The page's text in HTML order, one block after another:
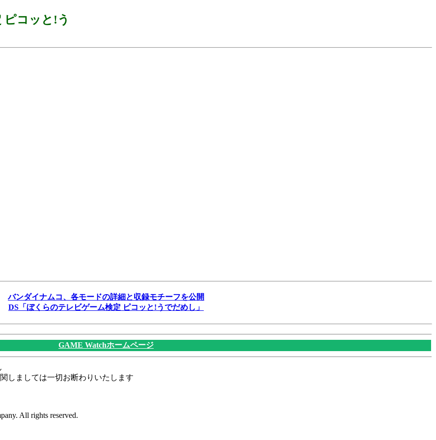
ピコッと!う
バンダイナムコ、各モードの詳細と収録モチーフを公開
DS「ぼくらのテレビゲーム検定 ピコッと!うでだめし」
GAME Watchホームページ
しましては一切お断わりいたします
All rights reserved.